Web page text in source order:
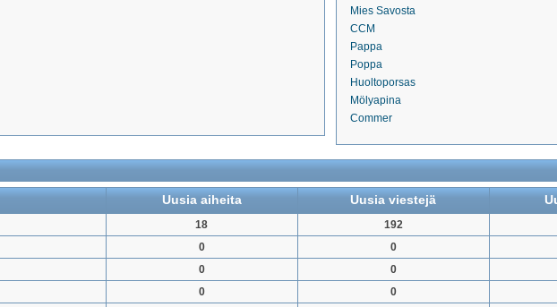
Mies Savosta
CCM
Pappa
Poppa
Huoltoporsas
Mölyapina
Commer
Uusia aiheita Uusia viestejä
18 192
0 0
0 0
0 0